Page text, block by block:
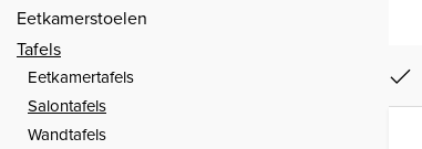
Eetkamerstoelen
Tafels
Eetkamertafels
Salontafels
Wandtafels